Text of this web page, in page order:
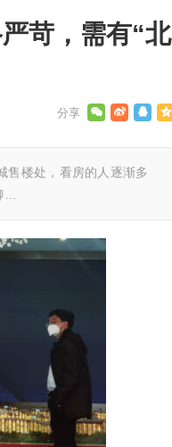
苛，需有“北
售楼处，看房的人逐渐多
…